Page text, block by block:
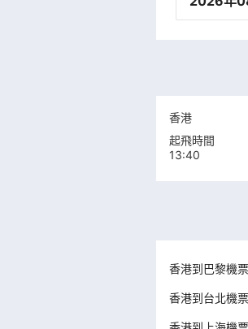
香港
起飛時間
13:40
香港到巴黎機票
香港到台北機票